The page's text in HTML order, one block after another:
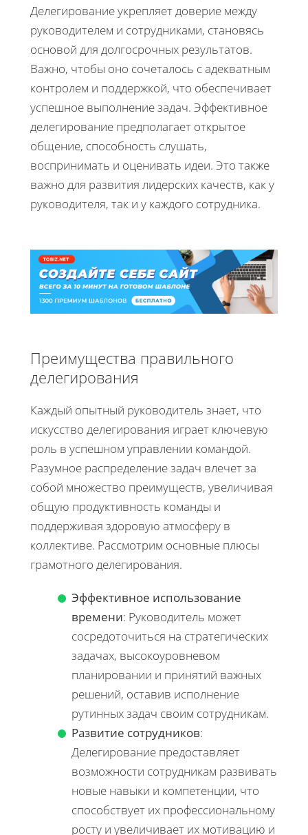
Делегирование укрепляет доверие между
руководителем и сотрудниками, становясь
основой для долгосрочных результатов.
Важно, чтобы оно сочеталось с адекватным
контролем и поддержкой, что обеспечивает
успешное выполнение задач. Эффективное
делегирование предполагает открытое
общение, способность слушать,
воспринимать и оценивать идеи. Это также
важно для развития лидерских качеств, как у
руководителя, так и у каждого сотрудника.
Преимущества правильного
делегирования
Каждый опытный руководитель знает, что
искусство делегирования играет ключевую
роль в успешном управлении командой.
Разумное распределение задач влечет за
собой множество преимуществ, увеличивая
общую продуктивность команды и
поддерживая здоровую атмосферу в
коллективе. Рассмотрим основные плюсы
грамотного делегирования.
Эффективное использование
времени: Руководитель может
сосредоточиться на стратегических
задачах, высокоуровневом
планировании и принятий важных
решений, оставив исполнение
рутинных задач своим сотрудникам.
Развитие сотрудников:
Делегирование предоставляет
возможности сотрудникам развивать
новые навыки и компетенции, что
способствует их профессиональному
росту и увеличивает их мотивацию и